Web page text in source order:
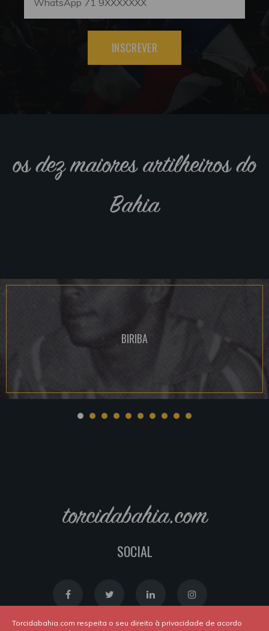
INSCREVER
os dez maiores artilheiros do
Bahia
BIRIBA
torcidabahia.com
SOCIAL
Torcidabahia.com respeita o seu direito à privacidade de acordo